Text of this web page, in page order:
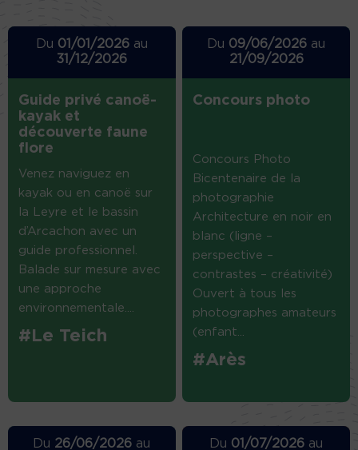
Du 01/01/2026au
31/12/2026
Guide privé canoë-
kayak et
découverte faune
flore
Venez naviguez en
kayak ou en canoë sur
la Leyre et le bassin
d’Arcachon avec un
guide professionnel.
Balade sur mesure avec
une approche
environnementale....
#Le Teich
Du 09/06/2026 au
21/09/2026
Concours photo
Concours Photo
Bicentenaire de la
photographie
Architecture en noir en
blanc (ligne –
perspective –
contrastes – créativité)
Ouvert à tous les
photographes amateurs
(enfant...
#Arès
Du 26/06/2026 au Du 01/07/2026 au